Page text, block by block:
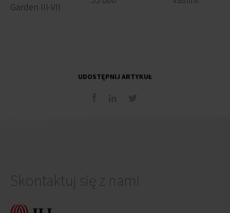
Garden III-VII
UDOSTĘPNIJ ARTYKUŁ
Skontaktuj się z nami